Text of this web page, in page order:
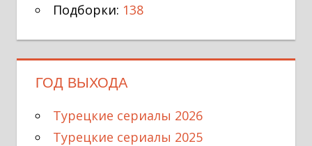
Подборки: 138
ГОД ВЫХОДА
Турецкие сериалы 2026
Турецкие сериалы 2025